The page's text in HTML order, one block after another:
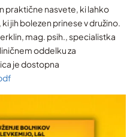
praktične nasvete, ki lahko
jih bolezen prinese v družino.
mag. psih., specialistka
oddelku za
je dostopna